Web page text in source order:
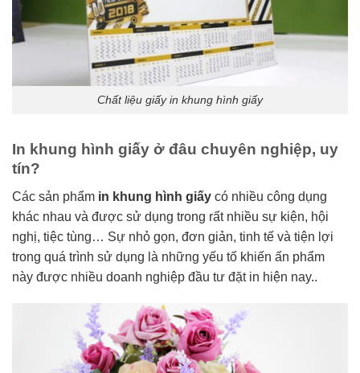
Chất liệu giấy in khung hình giấy
In khung hình giấy ở đâu chuyên nghiệp, uy
tín?
Các sản phẩm in khung hình giấy có nhiều công dụng
khác nhau và được sử dụng trong rất nhiều sự kiện, hội
nghị, tiệc tùng… Sự nhỏ gọn, đơn giản, tinh tế và tiện lợi
trong quá trình sử dụng là những yếu tố khiến ấn phẩm
này được nhiều doanh nghiệp đầu tư đặt in hiện nay..